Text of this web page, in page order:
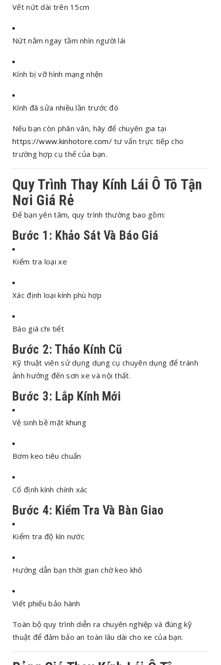
Vết nứt dài trên 15cm
Nứt nằm ngay tầm nhìn người lái
Kính bị vỡ hình mạng nhện
Kính đã sửa nhiều lần trước đó
Nếu bạn còn phân vân, hãy để chuyên gia tại
https://www.kinhotore.com/tư vấn trực tiếp cho
trường hợp cụ thể của bạn.
Quy Trình Thay Kính Lái Ô Tô Tận
Nơi Giá Rẻ
Để bạn yên tâm, quy trình thường bao gồm:
Bước 1: Khảo Sát Và Báo Giá
Kiểm tra loại xe
Xác định loại kính phù hợp
Báo giá chi tiết
Bước 2: Tháo Kính Cũ
Kỹ thuật viên sử dụng dụng cụ chuyên dụng để tránh
ảnh hưởng đến sơn xe và nội thất.
Bước 3: Lắp Kính Mới
Vệ sinh bề mặt khung
Bơm keo tiêu chuẩn
Cố định kính chính xác
Bước 4: Kiểm Tra Và Bàn Giao
Kiểm tra độ kín nước
Hướng dẫn bạn thời gian chờ keo khô
Viết phiếu bảo hành
Toàn bộ quy trình diễn ra chuyên nghiệp và đúng kỹ
thuật để đảm bảo an toàn lâu dài cho xe của bạn.